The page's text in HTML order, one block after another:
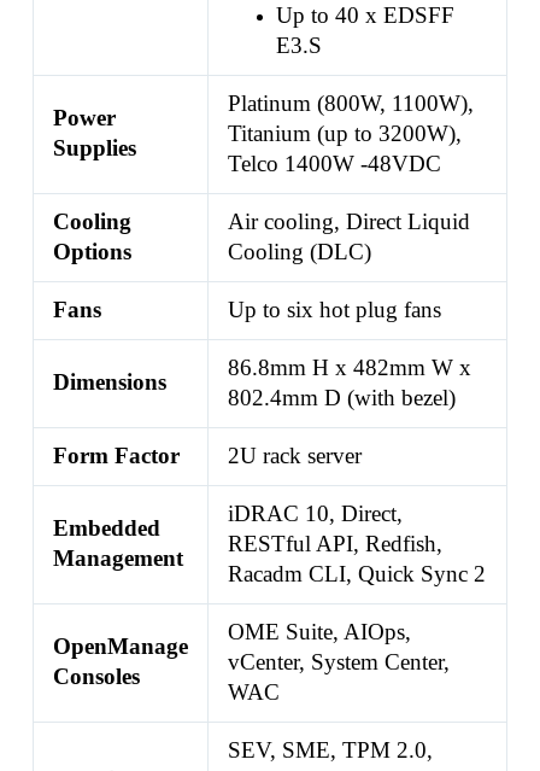
Up to 40 x EDSFF
E3.S
Power
Supplies
Platinum (800W, 1100W),
Titanium (up to 3200W),
Telco 1400W -48VDC
Cooling
Options
Air cooling, Direct Liquid
Cooling (DLC)
Fans Up to six hot plug fans
Dimensions
86.8mm H x 482mm W x
802.4mm D (with bezel)
Form Factor 2U rack server
Embedded
Management
iDRAC 10, Direct,
RESTful API, Redfish,
Racadm CLI, Quick Sync 2
OpenManage
Consoles
OME Suite, AIOps,
vCenter, System Center,
WAC
SEV, SME, TPM 2.0,